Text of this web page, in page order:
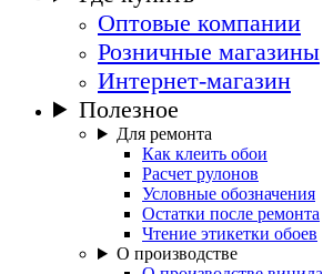
Оптовые компании
Розничные магазины
Интернет-магазин
Полезное
Для ремонта
Как клеить обои
Расчет рулонов
Условные обозначения
Остатки после ремонта
Чтение этикетки обоев
О производстве